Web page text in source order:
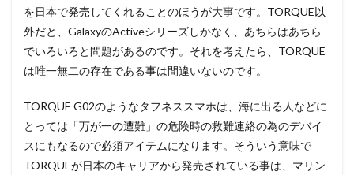
を日本で発売してくれることのほうが大事です。TORQUE以
外だと、GalaxyのActiveシリーズしかなく、あちらはあちら
でいろいろと問題があるのです。それを考えたら、TORQUE
は唯一無二の存在である事は間違いないのです。
TORQUE G02のようなタフネススマホは、海に出る人などに
とっては「万が一の遭難」の危険時の救難連絡の為のデバイ
スにもなるので必須アイテムになります。そういう意味で
TORQUEが日本のキャリアから発売されている事は、マリン